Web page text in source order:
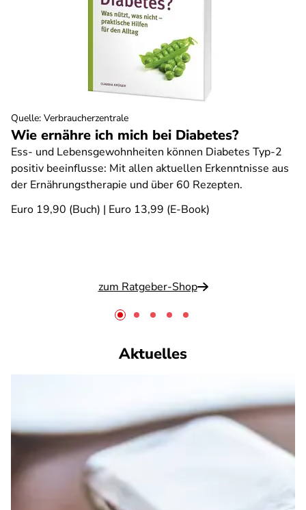
Wie ernähre ich mich bei Diabetes?
Ess- und Lebensgewohnheiten können Diabetes Typ-2
positiv beeinflusse: Mit allen aktuellen Erkenntnisse aus
der Ernährungstherapie und über 60 Rezepten.
Euro 19,90 (Buch) | Euro 13,99 (E-Book)
zum Ratgeber-Shop
Quelle: Verbraucherzentrale
Aktuelles